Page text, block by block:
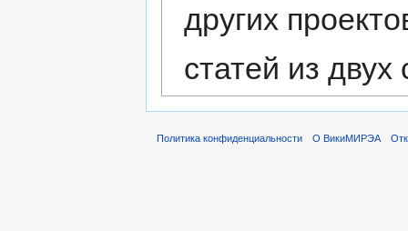
других
статей из двух
Политика конфиденциальности О ВикиМИРЭА